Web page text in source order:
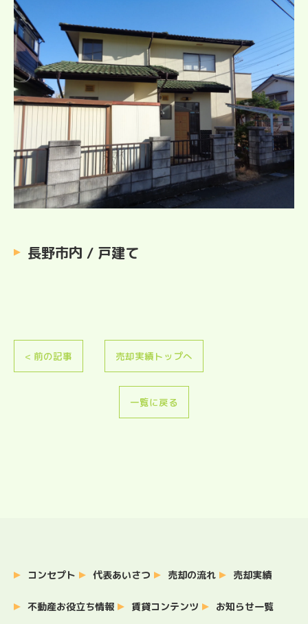
長野市内 / 戸建て
< 前の記事 売却実績トップへ
一覧に戻る
コンセプト 代表あいさつ 売却の流れ 売却実績
不動産お役立ち情報 賃貸コンテンツ お知らせ一覧